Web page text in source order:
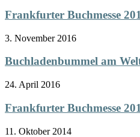
Frankfurter Buchmesse
3. November 2016
Buchladenbummel am
24. April 2016
Frankfurter Buchmesse
11. Oktober 2014